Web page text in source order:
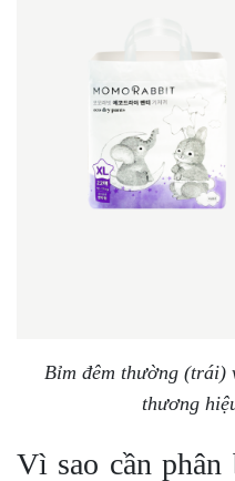
Bỉm đêm thường (trái)
thương
Vì sao cần